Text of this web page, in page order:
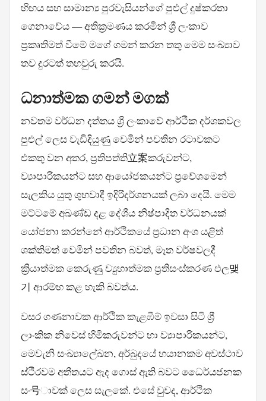
හිඟය සහ සාමාන්‍ය පුරවැසියන්ගේ පුළුල් දුෂ්කරතා
ගෙනාවේය — අතික්‍රමණය කරමින් ශ්‍රී ලංකාව
ප්‍රකෘතිමත් වීමේ මගේ ගමන් කරන තතු මෙම සංඛ්‍යාව
තව දුරටත් තහවුරු කරයි.
ධනාත්මක ගමන් මගක්
නවතම වර්ධන දත්තය ශ්‍රී ලංකාවේ ආර්ථික දර්ශකවල
පුළුල් ලෙස වැඩිදියුණු වෙමින් පවතින රටාවකට
එකතු වන අතර, ප්‍රතිපත්ති立案කරුවන්ට,
ව්‍යාපාරිකයන්ට සහ ආයෝජකයන්ට ප්‍රවේශමෙන්
සැලකිය යුතු ශුභවාදී ඉදිරිදර්ශනයක් ලබා දෙයි. මෙම
මට්ටමේ අඛණ්ඩ දළ දේශීය නිෂ්පාදිත වර්ධනයක්
යෝජනා කරන්නේ ආර්ථිකයේ ප්‍රධාන අංශ යළිත්
ශක්තිමත් වෙමින් පවතින බවත්, මෑත වර්ෂවලදී
ක්‍රියාත්මක කෙරුණු ව්‍යුහාත්මක ප්‍රතිසංස්කරණ ඵල맺
기 ආරම්භ කළ හැකි බවත්ය.
වසර ගණනාවක ආර්ථික කැළඹීම් ඉවසා සිටි ශ්‍රී
ලාංකික නිවෙස් හිමිකරුවන්ට හා ව්‍යාපාරිකයන්ට,
මෙවැනි සංඛ්‍යාලේඛන, අර්බුදයේ භයානකම අවස්ථාව
ස්ථිරවම අතීතයට ඇද ගොස් ඇති බවට ධෛර්යජනක
සං号ාවක් ලෙස සැලකේ. එසේ වුවද, ආර්ථික